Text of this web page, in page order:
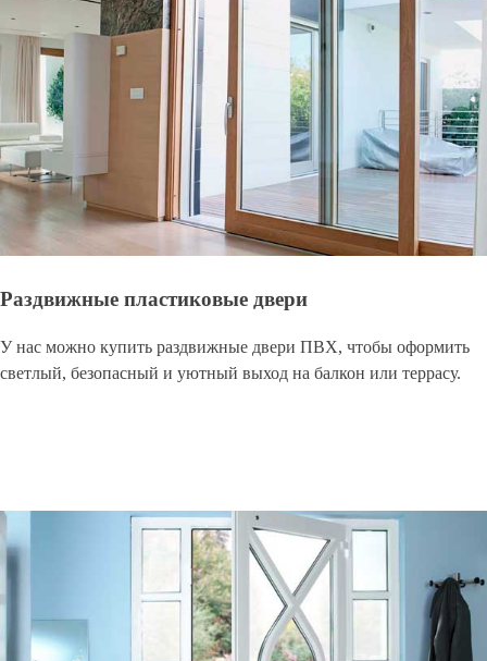
Раздвижные пластиковые двери
У нас можно купить раздвижные двери ПВХ, чтобы оформить
светлый, безопасный и уютный выход на балкон или террасу.